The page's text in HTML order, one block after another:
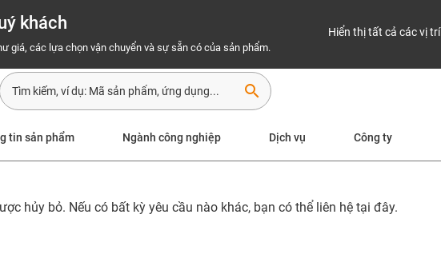
khách
giá, các lựa chọn vận chuyển và sự sẵn có của sản phẩm.
Hiển thị tất cả các vị trí
search
tin sản phẩm Ngành công nghiệp Dịch vụ Công ty
hủy bỏ. Nếu có bất kỳ yêu cầu nào khác, bạn có thể liên hệ tại đây.